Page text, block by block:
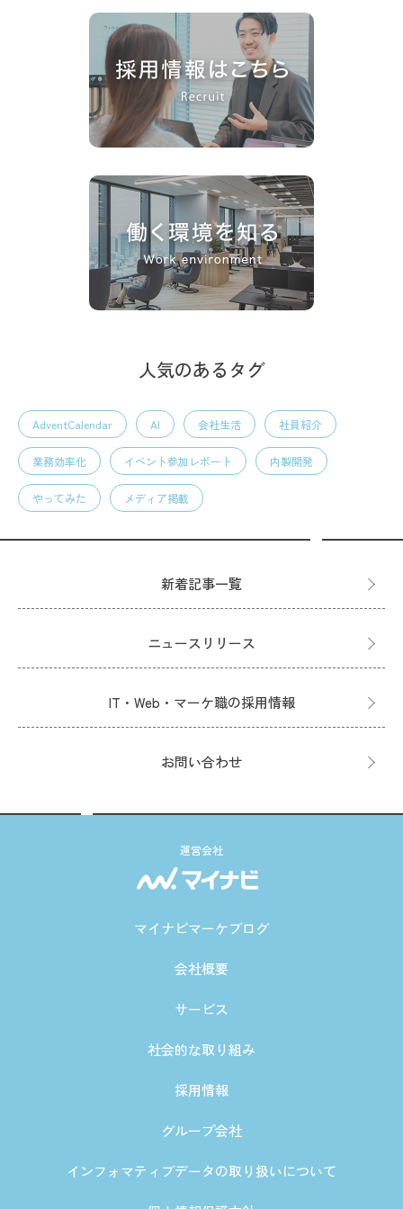
人気のあるタグ
AdventCalendar AI 会社生活 社員紹介
業務効率化 イベント参加レポート 内製開発
やってみた メディア掲載
新着記事一覧
ニュースリリース
IT・Web・マーケ職の採用情報
お問い合わせ
運営会社
マイナビマーケブログ
会社概要
サービス
社会的な取り組み
採用情報
グループ会社
インフォマティブデータの取り扱いについて